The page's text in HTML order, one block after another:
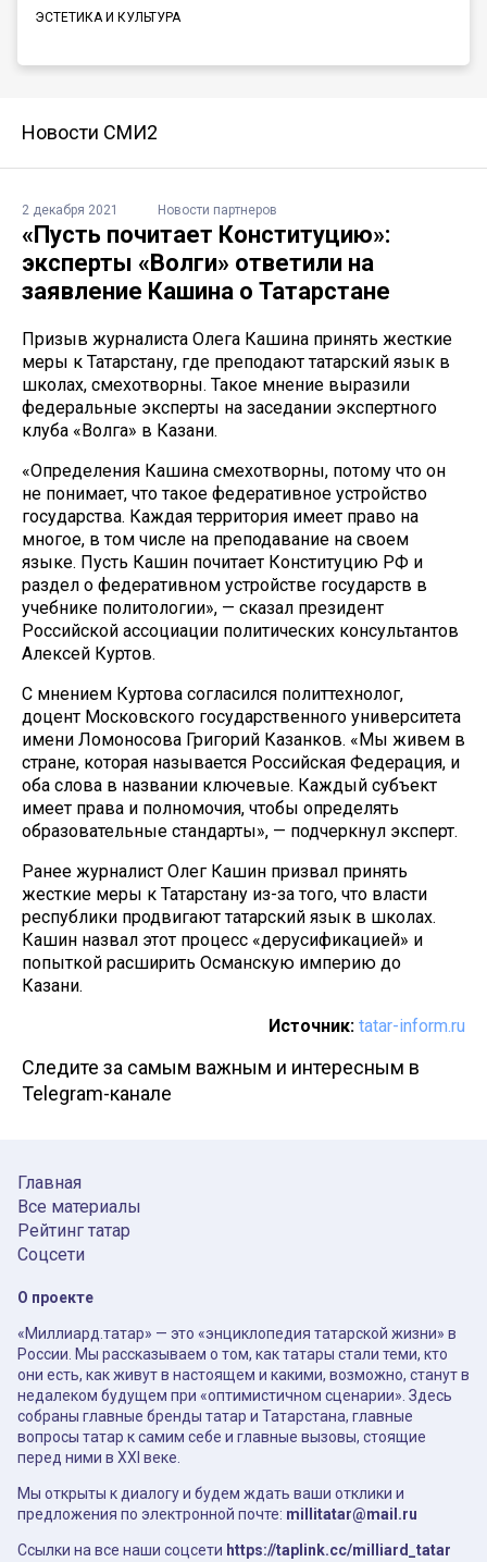
ЭСТЕТИКА И КУЛЬТУРА
Новости СМИ2
2 декабря 2021 Новости партнеров
«Пусть почитает Конституцию»:
эксперты «Волги» ответили на
заявление Кашина о Татарстане
Призыв журналиста Олега Кашина принять жесткие
меры к Татарстану, где преподают татарский язык в
школах, смехотворны. Такое мнение выразили
федеральные эксперты на заседании экспертного
клуба «Волга» в Казани.
«Определения Кашина смехотворны, потому что он
не понимает, что такое федеративное устройство
государства. Каждая территория имеет право на
многое, в том числе на преподавание на своем
языке. Пусть Кашин почитает Конституцию РФ и
раздел о федеративном устройстве государств в
учебнике политологии», — сказал президент
Российской ассоциации политических консультантов
Алексей Куртов.
С мнением Куртова согласился политтехнолог,
доцент Московского государственного университета
имени Ломоносова Григорий Казанков. «Мы живем в
стране, которая называется Российская Федерация, и
оба слова в названии ключевые. Каждый субъект
имеет права и полномочия, чтобы определять
образовательные стандарты», — подчеркнул эксперт.
Ранее журналист Олег Кашин призвал принять
жесткие меры к Татарстану из-за того, что власти
республики продвигают татарский язык в школах.
Кашин назвал этот процесс «дерусификацией» и
попыткой расширить Османскую империю до
Казани.
Источник: tatar-inform.ru
Следите за самым важным и интересным в
Telegram-канале
Главная
Все материалы
Рейтинг татар
Соцсети
О проекте
«Миллиард.татар» — это «энциклопедия татарской жизни» в
России. Мы рассказываем о том, как татары стали теми, кто
они есть, как живут в настоящем и какими, возможно, станут в
недалеком будущем при «оптимистичном сценарии». Здесь
собраны главные бренды татар и Татарстана, главные
вопросы татар к самим себе и главные вызовы, стоящие
перед ними в XXI веке.
Мы открыты к диалогу и будем ждать ваши отклики и
предложения по электронной почте: millitatar@mail.ru
Ссылки на все наши соцсети https://taplink.cc/milliard_tatar